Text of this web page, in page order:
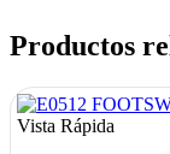
Productos
Vista Rápida